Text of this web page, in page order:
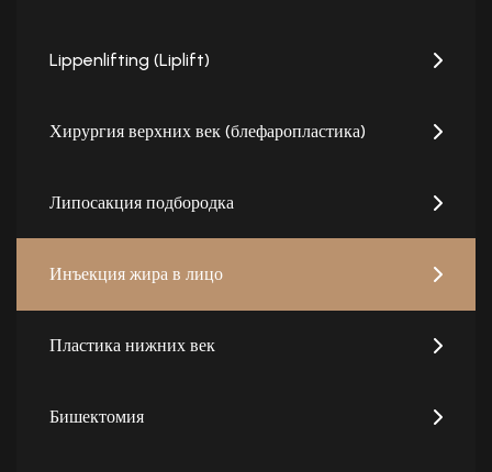
Lippenlifting (Liplift)
Хирургия верхних век (блефаропластика)
Липосакция подбородка
Инъекция жира в лицо
Пластика нижних век
Бишектомия